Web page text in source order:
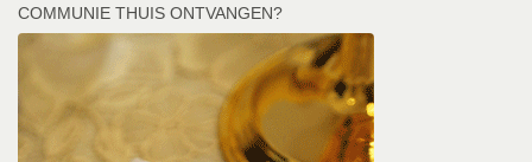
COMMUNIE THUIS ONTVANGEN?